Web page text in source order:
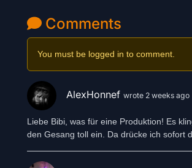
Comments
You must be logged in to comment.
AlexHonnef wrote 2 weeks ago
Liebe Bibi, was für eine Produktion! Es
den Gesang toll ein. Da drücke ich sofort